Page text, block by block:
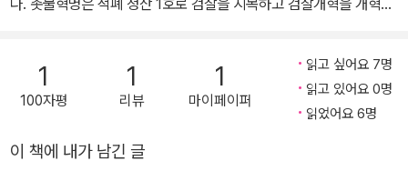
실습과정》(공저), 《이토록 아찔한 경성》(공저)이 있고, 역서로 《전락
개혁 과제이고 문재인 정부의 상징이다. 이제 필요한 것은 과감한 추
진력과 구체적이고 상세한 개혁 방안, 검찰개혁 매뉴얼이다.” 왜 검찰
은 늘 개혁 대상으로 지목될까? 늘 언제나 문제는 검찰이었다. 검찰
끌었고, 수많은 부패를 저질렀으면서도 반성조차 하지 않았다. 이번
1
100자평
1
리뷰
1
마이페이퍼
읽고 싶어요 7명
읽고 있어요 0명
읽었어요 6명
이 책에 내가 남긴 글